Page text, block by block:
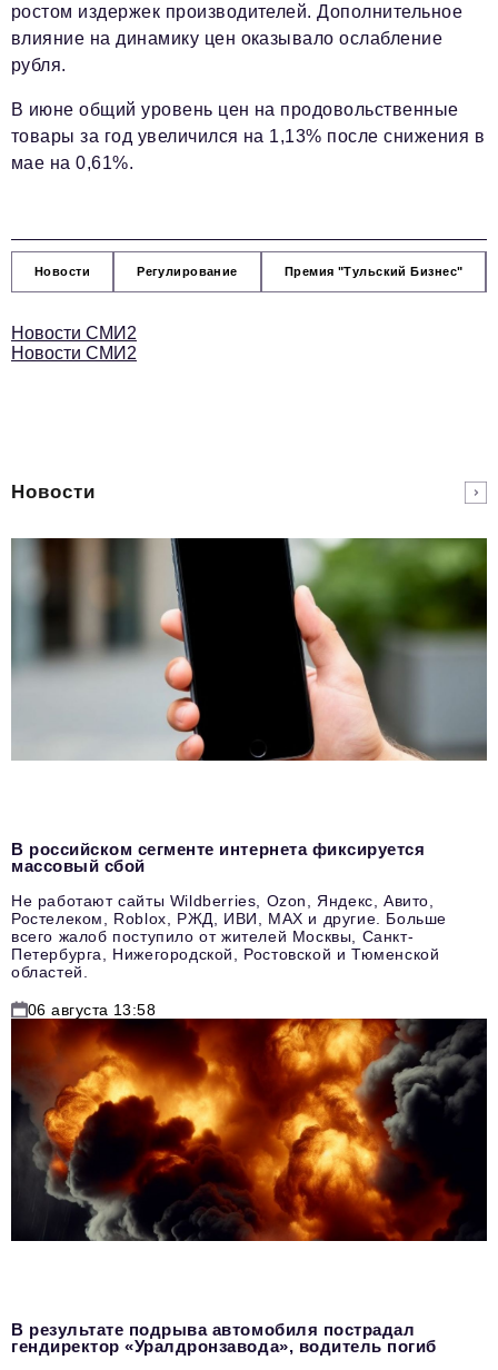
ростом издержек производителей. Дополнительное
влияние на динамику цен оказывало ослабление
рубля.
В июне общий уровень цен на продовольственные
товары за год увеличился на 1,13% после снижения в
мае на 0,61%.
Новости Регулирование Премия "Тульский Бизнес"
Новости СМИ2
Новости СМИ2
Новости
В российском сегменте интернета фиксируется
массовый сбой
Не работают сайты Wildberries, Ozon, Яндекс, Авито,
Ростелеком, Roblox, РЖД, ИВИ, MAX и другие. Больше
всего жалоб поступило от жителей Москвы, Санкт-
Петербурга, Нижегородской, Ростовской и Тюменской
областей.
06 августа 13:58
В результате подрыва автомобиля пострадал
гендиректор «Уралдронзавода», водитель погиб